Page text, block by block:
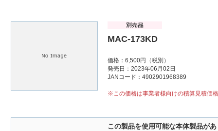
MAC-173KD
価格：6,500円（税別）
発売日：2023年06月02日
JANコード：4902901968389
※この価格は事業者様向けの積算見積価
この製品を使用可能な本体製品が